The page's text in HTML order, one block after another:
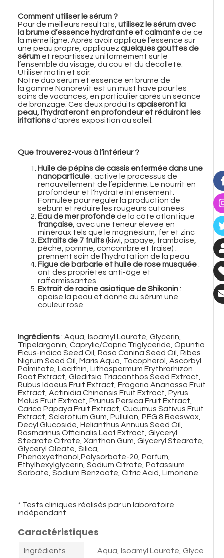
Comment utiliser le sérum ?
Pour de meilleurs résultats, utilisez le sérum avec
la brume d’essence hydratante et calmantede ce
la même ligne. Après avoir appliqué l’essence sur
une peau propre, appliquez quelques gouttes de
sérum et répartissez uniformément sur le
l’ensemble du visage, du cou et du décolleté.
Utiliser matin et soir.
Notre duo sérum et essence en brume de
la gamme Nanorevit est un must have pour les
soins de vacances, en particulier après un séance
de bronzage. Ces deux produits apaiseront la
peau, l’hydrateront en profondeur et réduiront les
iritationsd'après exposition au soleil.
Que trouverez-vous à l’intérieur ?
Huile de pépins de cassis enfermée dans une
nanoparticule: active le processus de
renouvellement de l’épiderme. Le nourrit en
profondeur et l'hydrate intensément.
Formulée pour réguler la production de
sébum et réduire les rougeurs cutanées
Eau de mer profondede la côte atlantique
française , avec une teneur élevée en
minéraux tels que le magnésium, fer et zinc
Extraits de 7 fruits(kiwi, papaye, framboise,
pêche, pomme, concombre et fraise) :
prennent soin de l’hydratation de la peau
Figue de barbarie et huile de rose musquée:
ont des propriétés anti-âge et
raffermissantes
Extrait de racine asiatique de Shikonin:
apaise la peau et donne au sérum une
couleur rose
Ingrédients: Aqua, Isoamyl Laurate, Glycerin,
Tripelargonin, Caprylic/Capric Triglyceride, Opuntia
Ficus-indica Seed Oil, Rosa Canina Seed Oil, Ribes
Nigrum Seed Oil, Maris Aqua, Tocopherol, Ascorbyl
Palmitate, Lecithin, Lithospermum Erythrorhizon
Root Extract, Gleditsia Triacanthos Seed Extract,
Rubus Idaeus Fruit Extract, Fragaria Ananassa Fruit
Extract, Actinidia Chinensis Fruit Extract, Pyrus
Malus Fruit Extract, Prunus Persica Fruit Extract,
Carica Papaya Fruit Extract, Cucumus Sativus Fruit
Extract, Sclerotium Gum, Pullulan, PEG 8 Beeswax,
Decyl Glucoside, Helianthus Annuus Seed Oil,
Rosmarinus Officinalis Leaf Extract, Glyceryl
Stearate Citrate, Xanthan Gum, Glyceryl Stearate,
Glyceryl Oleate, Silica,
Phenoxyethanol,Polysorbate-20, Parfum,
Ethylhexylglycerin, Sodium Citrate, Potassium
Sorbate, Sodium Benzoate, Citric Acid, Limonene.
* Tests cliniques réalisés par un laboratoire
indépendant
Caractéristiques
Ingrédients
Aqua, Isoamyl Laurate, Glyce